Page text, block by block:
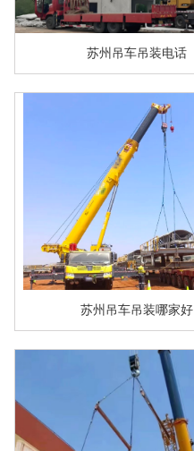
苏州吊车吊装电话
苏州吊车吊装哪家好